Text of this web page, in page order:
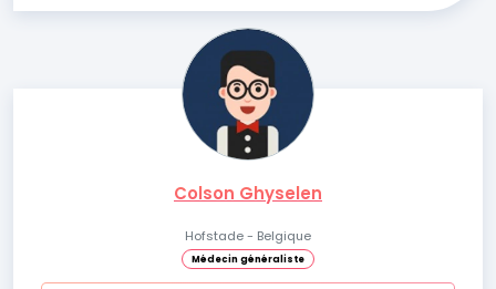
Colson Ghyselen
Hofstade - Belgique
Médecin généraliste